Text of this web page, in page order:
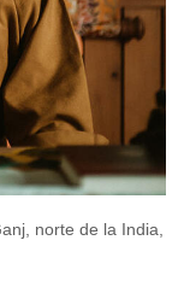
norte de la India,